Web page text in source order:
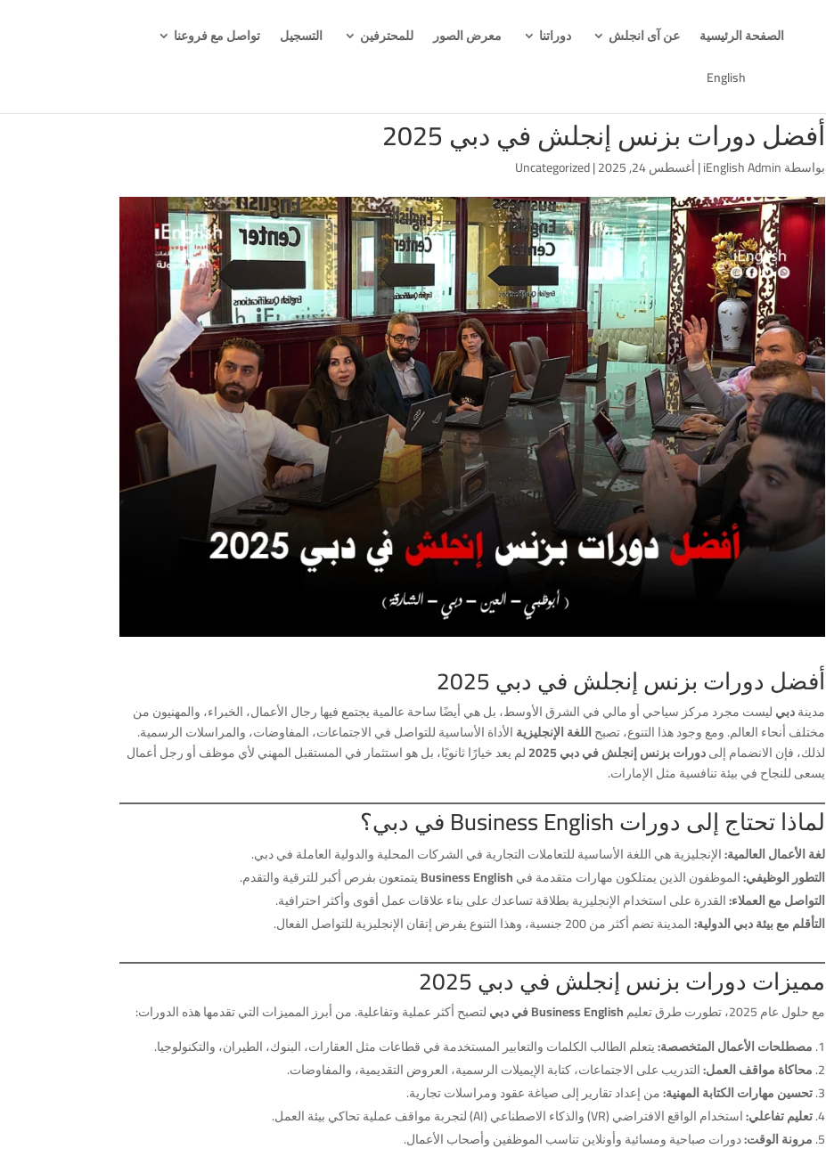
الصفحة الرئيسية عن آى انجلش دوراتنا معرض الصور للمحترفين التسجيل
تواصل مع فروعنا
English
أفضل دورات بزنس إنجلش في دبي 2025
بواسطةiEnglish Admin
|أغسطس 24, 2025 |
Uncategorized
أفضل دورات بزنس إنجلش في دبي 2025
مدينةدبيليست مجرد مركز سياحي أو مالي في الشرق الأوسط، بل هي أيضًا ساحة عالمية يجتمع فيها رجال الأعمال، الخبراء، والمهنيون من
مختلف أنحاء العالم. ومع وجود هذا التنوع، تصبحاللغة الإنجليزيةالأداة الأساسية للتواصل في الاجتماعات، المفاوضات، والمراسلات الرسمية.
لذلك، فإن الانضمام إلىدورات بزنس إنجلش في دبي 2025
لم يعد خيارًا ثانويًا، بل هو استثمار في المستقبل المهني لأي موظف أو رجل أعمال
يسعى للنجاح في بيئة تنافسية مثل الإمارات.
لماذا تحتاج إلى دورات Business English في دبي؟
لغة الأعمال العالمية:الإنجليزية هي اللغة الأساسية للتعاملات التجارية في الشركات المحلية والدولية العاملة في دبي.
التطور الوظيفي:الموظفون الذين يمتلكون مهارات متقدمة فيBusiness Englishيتمتعون بفرص أكبر للترقية والتقدم.
التواصل مع العملاء:القدرة على استخدام الإنجليزية بطلاقة تساعدك على بناء علاقات عمل أقوى وأكثر احترافية.
التأقلم مع بيئة دبي الدولية:المدينة تضم أكثر من 200 جنسية، وهذا التنوع يفرض إتقان الإنجليزية للتواصل الفعال.
مميزات دورات بزنس إنجلش في دبي 2025
مع حلول عام 2025، تطورت طرق تعليم Business English في دبي
لتصبح أكثر عملية وتفاعلية. من أبرز المميزات التي تقدمها هذه الدورات:
مصطلحات الأعمال المتخصصة:يتعلم الطالب الكلمات والتعابير المستخدمة في قطاعات مثل العقارات، البنوك، الطيران، والتكنولوجيا.
محاكاة مواقف العمل:التدريب على الاجتماعات، كتابة الإيميلات الرسمية، العروض التقديمية، والمفاوضات.
تحسين مهارات الكتابة المهنية:من إعداد تقارير إلى صياغة عقود ومراسلات تجارية.
تعليم تفاعلي:استخدام الواقع الافتراضي (VR) والذكاء الاصطناعي (AI) لتجربة مواقف عملية تحاكي بيئة العمل.
مرونة الوقت:دورات صباحية ومسائية وأونلاين تناسب الموظفين وأصحاب الأعمال.